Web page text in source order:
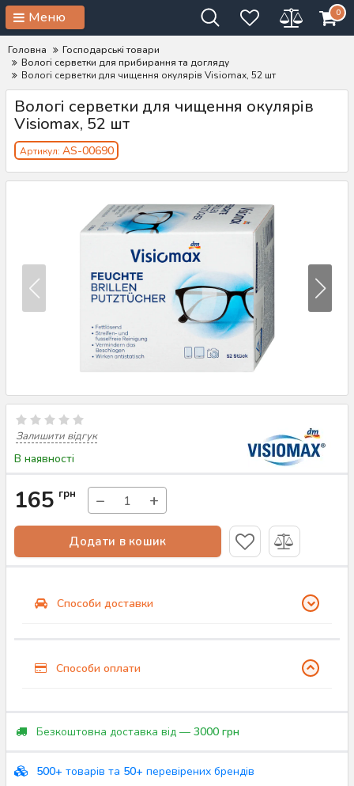
Меню 0
Головна
Господарські товари
Вологі серветки для прибирання та догляду
Вологі серветки для чищення окулярів Visiomax, 52 шт
Вологі серветки для чищення окулярів
Visiomax, 52 шт
Артикул: AS-00690
Залишити відгук
В наявності
165 грн − +
Додати в кошик
Способи доставки
Способи оплати
Безкоштовна доставка від — 3000 грн
500+ товарів та 50+ перевірених брендів